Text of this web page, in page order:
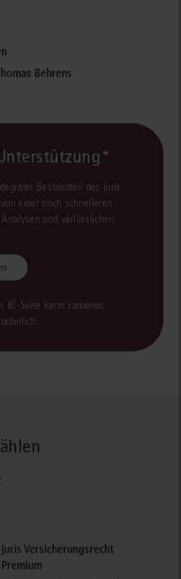
Behrens
Bestandteil des juris
einer noch schnelleren
und verlässlichen
KI-Suite kann variieren.
juris Versicherungsrecht
Premium